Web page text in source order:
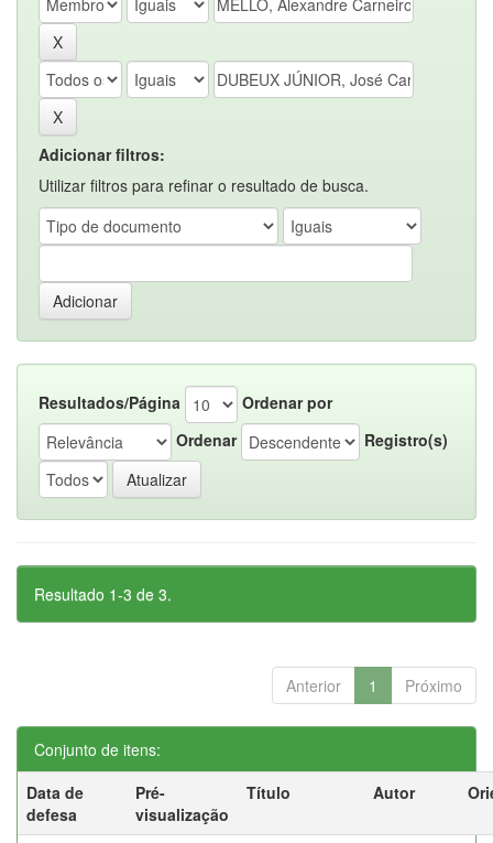
Adicionar filtros:
Utilizar filtros para refinar o resultado de busca.
Resultados/Página
Ordenar por
Ordenar
Registro(s)
Resultado 1-3 de 3.
Anterior 1 Próximo
Conjunto de itens:
Data de
defesa
Pré-
visualização
Título Autor